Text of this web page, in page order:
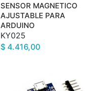
SENSOR MAGNETICO
AJUSTABLE PARA
ARDUINO
KY025
$ 4.416,00